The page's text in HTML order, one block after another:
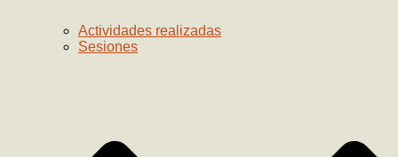
Actividades realizadas
Sesiones